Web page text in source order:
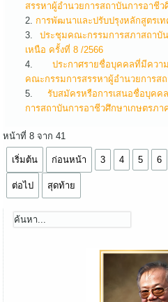
สรรหาผู้อำนวยการสถาบันการอาชีว
การพัฒนาและปรับปรุงหลักสูตร
ประชุมคณะกรรมการสภาสถาบั
เหนือ ครั้งที่ 8 /2566
ประกาศรายชื่อบุคคลที่มีควา
คณะกรรมการสรรหาผู้อำนวยการส
รับสมัครหรือการเสนอชื่อบุคค
การสถาบันการอาชีวศึกษาเกษตรภา
หน้าที่ 8 จาก 41
เริ่มต้น ก่อนหน้า 3 4 5 6
ต่อไป สุดท้าย